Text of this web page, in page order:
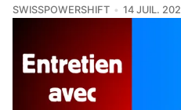
SWISSPOWERSHIFT 14 JUIL.